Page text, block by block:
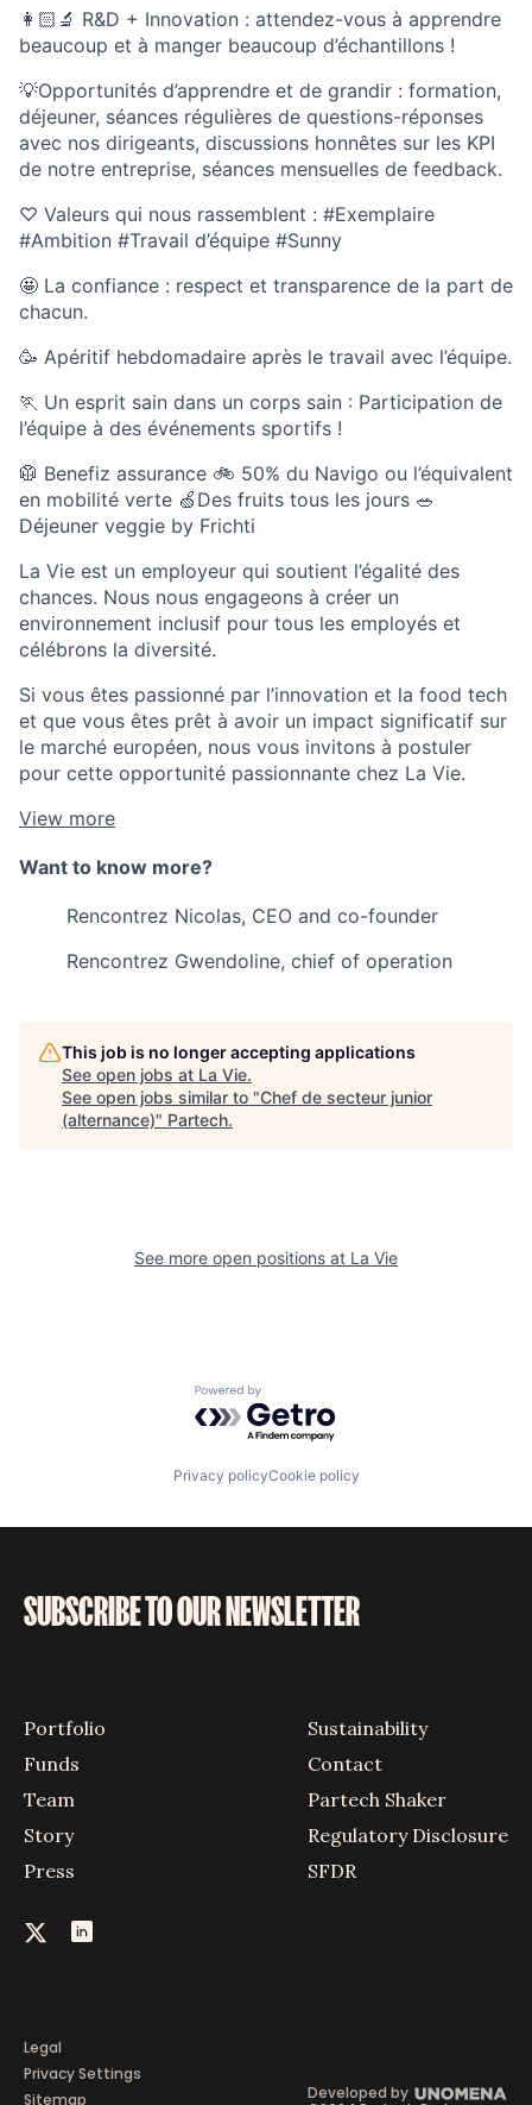
👩🏻‍🔬 R&D + Innovation : attendez-vous à apprendre
beaucoup et à manger beaucoup d’échantillons !
💡Opportunités d’apprendre et de grandir : formation,
déjeuner, séances régulières de questions-réponses
avec nos dirigeants, discussions honnêtes sur les KPI
de notre entreprise, séances mensuelles de feedback.
♡ Valeurs qui nous rassemblent : #Exemplaire
#Ambition #Travail d’équipe #Sunny
🤩 La confiance : respect et transparence de la part de
chacun.
🥳 Apéritif hebdomadaire après le travail avec l’équipe.
🏃 Un esprit sain dans un corps sain : Participation de
l’équipe à des événements sportifs !
🥼 Benefiz assurance 🚲 50% du Navigo ou l’équivalent
en mobilité verte 🍏Des fruits tous les jours 🥗
Déjeuner veggie by Frichti
La Vie est un employeur qui soutient l’égalité des
chances. Nous nous engageons à créer un
environnement inclusif pour tous les employés et
célébrons la diversité.
Si vous êtes passionné par l’innovation et la food tech
et que vous êtes prêt à avoir un impact significatif sur
le marché européen, nous vous invitons à postuler
pour cette opportunité passionnante chez La Vie.
View more
Want to know more?
Rencontrez Nicolas, CEO and co-founder
Rencontrez Gwendoline, chief of operation
This job is no longer accepting applications
See open jobs at La Vie.
See open jobs similar to "Chef de secteur junior
(alternance)" Partech.
See more open positions at La Vie
Powered by Getro.com
Privacy policyCookie policy
SUBSCRIBE TO OUR NEWSLETTER
Portfolio
Funds
Team
Story
Press
Sustainability
Contact
Partech Shaker
Regulatory Disclosure
SFDR
Legal
Privacy Settings
Sitemap
Developed by